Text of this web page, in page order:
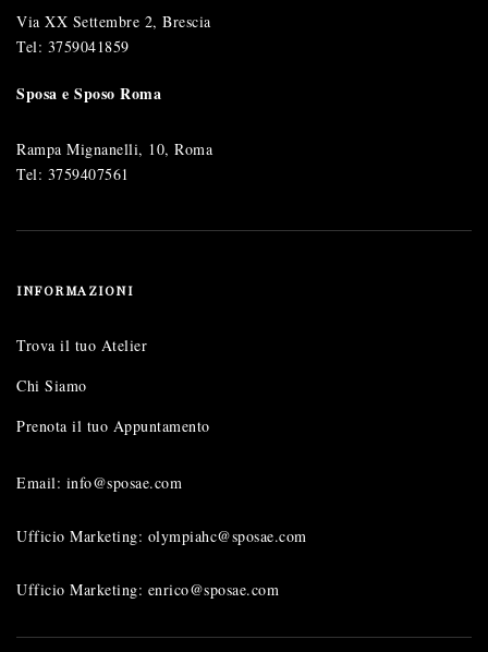
Via XX Settembre 2, Brescia
Tel: 3759041859
Sposa e Sposo Roma
Rampa Mignanelli, 10, Roma
Tel: 3759407561
INFORMAZIONI
Trova il tuo Atelier
Chi Siamo
Prenota il tuo Appuntamento
Email: info@sposae.com
Ufficio Marketing: olympiahc@sposae.com
Ufficio Marketing: enrico@sposae.com